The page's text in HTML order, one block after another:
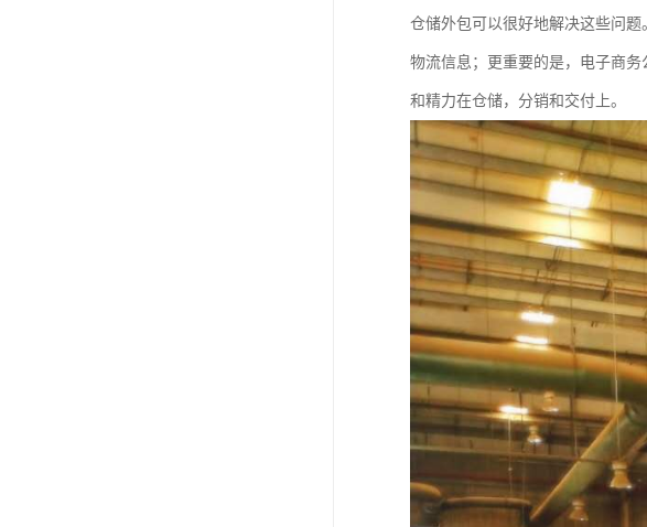
仓储外包可以很好地解决这些问
物流信息；更重要的是，电子商
和精力在仓储，分销和交付上。